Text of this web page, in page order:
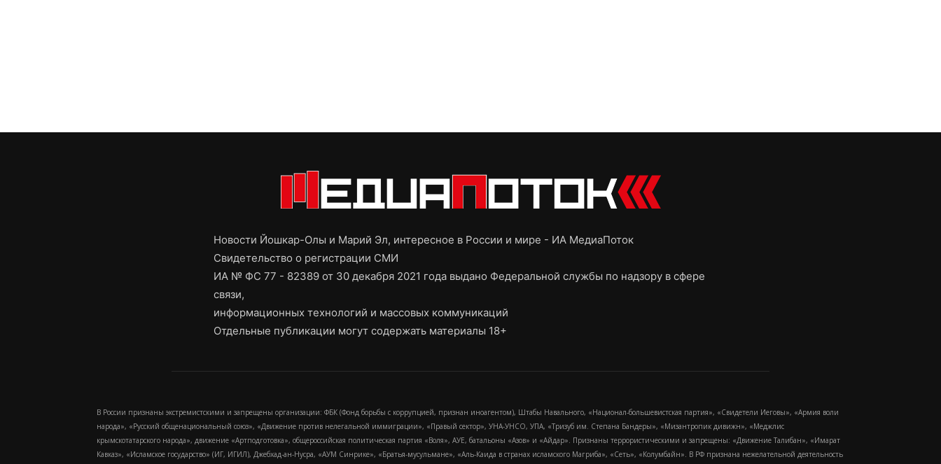
Новости Йошкар-Олы и Марий Эл, интересное в России и мире - ИА МедиаПоток
Свидетельство о регистрации СМИ
ИА № ФС 77 - 82389 от 30 декабря 2021 года выдано Федеральной службы по надзору в сфере
связи,
информационных технологий и массовых коммуникаций
Отдельные публикации могут содержать материалы 18+
В России признаны экстремистскими и запрещены организации: ФБК (Фонд борьбы с коррупцией, признан иноагентом), Штабы Навального, «Национал-большевистская партия», «Свидетели Иеговы», «Армия воли
народа», «Русский общенациональный союз», «Движение против нелегальной иммиграции», «Правый сектор», УНА-УНСО, УПА, «Тризуб им. Степана Бандеры», «Мизантропик дивижн», «Меджлис
крымскотатарского народа», движение «Артподготовка», общероссийская политическая партия «Воля», АУЕ, батальоны «Азов» и «Айдар». Признаны террористическими и запрещены: «Движение Талибан», «Имарат
Кавказ», «Исламское государство» (ИГ, ИГИЛ), Джебхад-ан-Нусра, «АУМ Синрике», «Братья-мусульмане», «Аль-Каида в странах исламского Магриба», «Сеть», «Колумбайн». В РФ признана нежелательной деятельность